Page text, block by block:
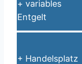
+ variables
Entgelt
+ Handelsplatz